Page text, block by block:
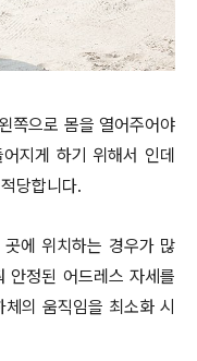
쪽으로 몸을 열어주어야
지게 하기 위해서 인데
당합니다.
에 위치하는 경우가 많
안정된 어드레스 자세를
의 움직임을 최소화 시